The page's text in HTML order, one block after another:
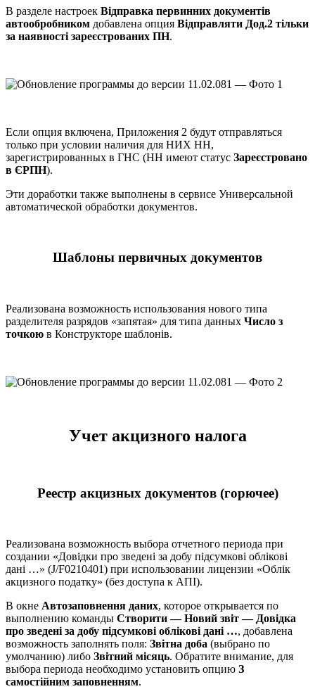
В разделе настроек Відправка первинних документів
автообробником добавлена опция Відправляти Дод.2 тільки
за наявності зареєстрованих ПН.
Если опция включена, Приложения 2 будут отправляться
только при условии наличия для НИХ НН,
зарегистрированных в ГНС (НН имеют статус Зареєстровано
в ЄРПН).
Эти доработки также выполнены в сервисе Универсальной
автоматической обработки документов.
Шаблоны первичных документов
Реализована возможность использования нового типа
разделителя разрядов «запятая» для типа данных Число з
точкою в Конструкторе шаблонів.
Учет акцизного налога
Реестр акцизных документов (горючее)
Реализована возможность выбора отчетного периода при
создании «Довідки про зведені за добу підсумкові облікові
дані …» (J/F0210401) при использовании лицензии «Облік
акцизного податку» (без доступа к АПІ).
В окне Автозаповнення даних, которое открывается по
выполнению команды Створити — Новий звіт — Довідка
про зведені за добу підсумкові облікові дані …, добавлена
возможность заполнять поля: Звітна доба (выбрано по
умолчанию) либо Звітний місяць. Обратите внимание, для
выбора периода необходимо установить опцию З
самостійним заповненням.